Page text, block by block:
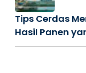
Tips Cerdas
Hasil Panen